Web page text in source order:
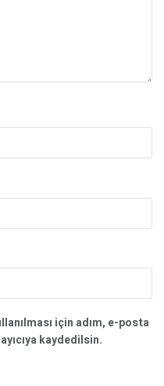
için adım, e-posta
kaydedilsin.